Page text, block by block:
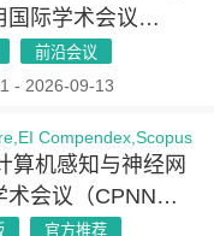
国际学术会议
2026）
前沿会议
- 2026-09-13
Compendex,Scopus
算机感知与神经网
术会议（CPNN
官方推荐